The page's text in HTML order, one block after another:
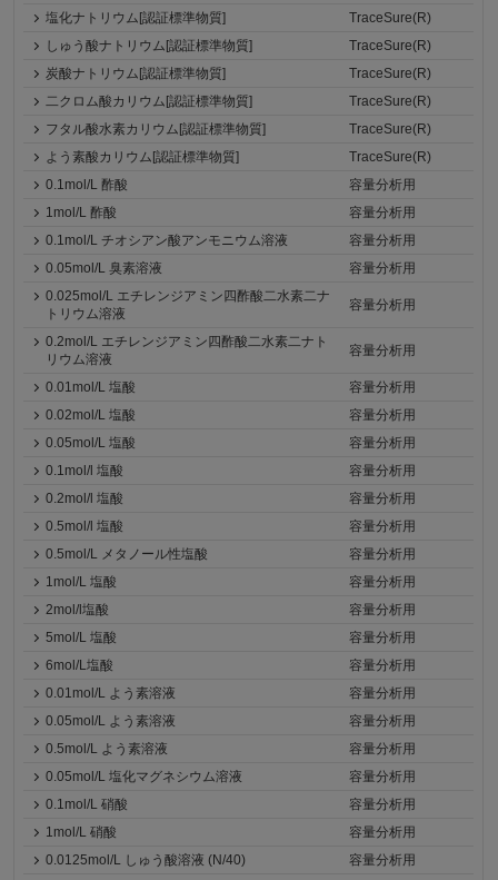
塩化ナトリウム[認証標準物質]
TraceSure(R)
しゅう酸ナトリウム[認証標準物質]
TraceSure(R)
炭酸ナトリウム[認証標準物質]
TraceSure(R)
二クロム酸カリウム[認証標準物質]
TraceSure(R)
フタル酸水素カリウム[認証標準物質]
TraceSure(R)
よう素酸カリウム[認証標準物質]
TraceSure(R)
0.1mol/L 酢酸
容量分析用
1mol/L 酢酸
容量分析用
0.1mol/L チオシアン酸アンモニウム溶液
容量分析用
0.05mol/L 臭素溶液
容量分析用
0.025mol/L エチレンジアミン四酢酸二水素二ナ
トリウム溶液
容量分析用
0.2mol/L エチレンジアミン四酢酸二水素二ナト
リウム溶液
容量分析用
0.01mol/L 塩酸
容量分析用
0.02mol/L 塩酸
容量分析用
0.05mol/L 塩酸
容量分析用
0.1mol/l 塩酸
容量分析用
0.2mol/l 塩酸
容量分析用
0.5mol/l 塩酸
容量分析用
0.5mol/L メタノール性塩酸
容量分析用
1mol/L 塩酸
容量分析用
2mol/l塩酸
容量分析用
5mol/L 塩酸
容量分析用
6mol/L塩酸
容量分析用
0.01mol/L よう素溶液
容量分析用
0.05mol/L よう素溶液
容量分析用
0.5mol/L よう素溶液
容量分析用
0.05mol/L 塩化マグネシウム溶液
容量分析用
0.1mol/L 硝酸
容量分析用
1mol/L 硝酸
容量分析用
0.0125mol/L しゅう酸溶液 (N/40)
容量分析用